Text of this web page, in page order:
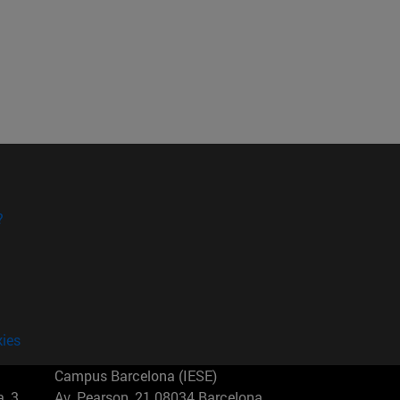
Campus Barcelona (IESE)